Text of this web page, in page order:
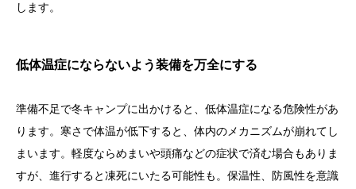
します。
低体温症にならないよう装備を万全にする
準備不足で冬キャンプに出かけると、低体温症になる危険性があ
ります。寒さで体温が低下すると、体内のメカニズムが崩れてし
まいます。軽度ならめまいや頭痛などの症状で済む場合もありま
すが、進行すると凍死にいたる可能性も。保温性、防風性を意識